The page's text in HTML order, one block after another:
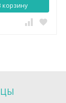
корзину